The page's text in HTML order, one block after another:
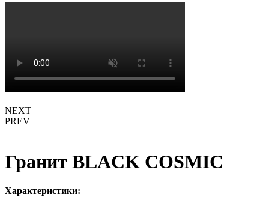
NEXT
PREV
Гранит BLACK COSMIC
Характеристики: